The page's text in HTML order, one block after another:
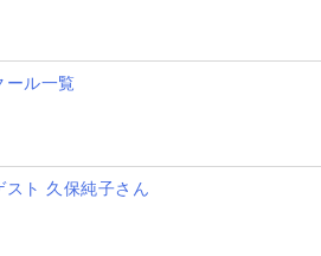
さい。
が調和したイギリスの街で親子
叶える1週間からのイギリス親子
の親子サマースクール in イギ
ール一覧
スト 久保純子さん